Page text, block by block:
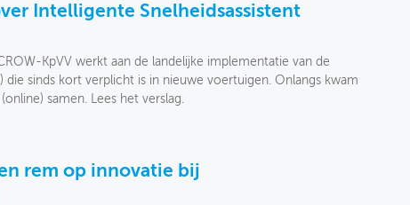
Intelligente Snelheidsassistent
KpVV werkt aan de landelijke implementatie van de
die sinds kort verplicht is in nieuwe voertuigen. Onlangs kwam
samen. Lees het verslag.
rem op innovatie bij